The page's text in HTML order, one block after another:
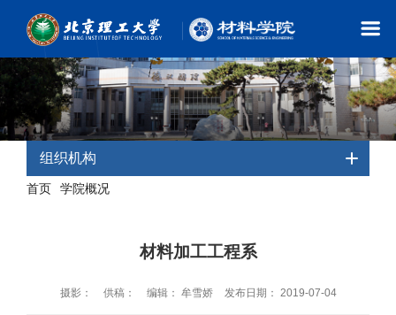
组织机构
首页 学院概况
材料加工工程系
摄影： 供稿： 编辑： 牟雪娇 发布日期： 2019-07-04